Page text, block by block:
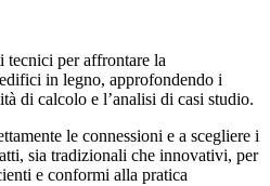
tecnici per affrontare la
in legno, approfondendo i
di calcolo e l’analisi di casi studio.
le connessioni e a scegliere i
sia tradizionali che innovativi, per
e conformi alla pratica